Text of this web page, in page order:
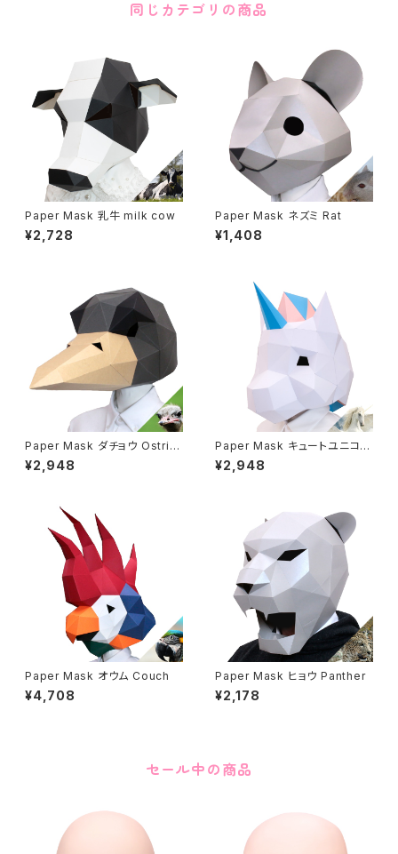
同じカテゴリの商品
Paper Mask 乳牛 milk cow
¥2,728
Paper Mask ネズミ Rat
¥1,408
Paper Mask ダチョウ Ostric
h
¥2,948
Paper Mask キュートユニコー
ン Cute unicon
¥2,948
Paper Mask オウム Couch
¥4,708
Paper Mask ヒョウ Panther
¥2,178
セール中の商品